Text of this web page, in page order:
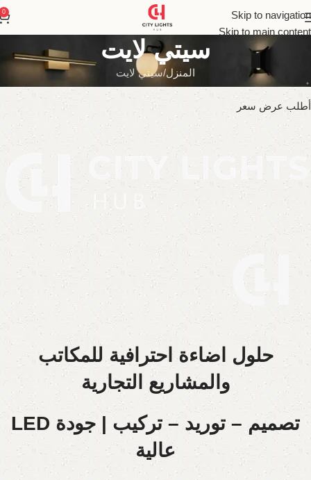
Skip to navigation
Skip to main content
0
سيتي لايت
المنزل سيتي لايت
أطلب عرض سعر
حلول اضاءة احترافية للمكاتب
والمشاريع التجارية
تصميم – توريد – تركيب | جودة LED
عالية